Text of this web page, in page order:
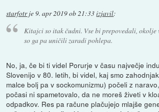
starfotrje9. apr 2019 ob 21:33izjavil:
Kitajci so itak čudni. Vse bi prepovedali, okolje
so ga pa uničili zaradi pohlepa.
No, ja, če bi ti videl Porurje v času največje
Slovenijo v 80. letih, bi videl, kaj smo
malce bolj pa v sockomunizmu) počeli z
počasi ni spametovalo, da ne moreš živeti v
odpadkov. Res pa račune plačujejo mlajše